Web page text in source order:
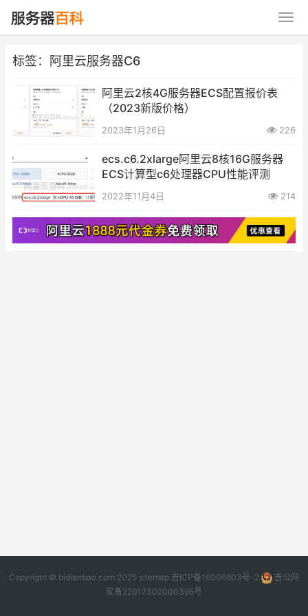
标签：阿里云服务器C6
阿里云2核4G服务器ECS配置报价表
（2023新版价格）
2023年1月26日 226
ecs.c6.2xlarge阿里云8核16G服务器
ECS计算型c6处理器CPU性能评测
2022年11月4日 214
Copyright © bidianbao.com 2025 sitemap 吉ICP备16006803号-2
吉公网
安备22017302000395号